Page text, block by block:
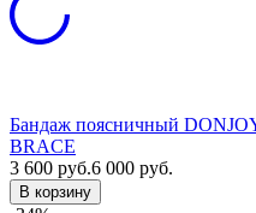
Бандаж поясничный
BRACE
3 600 руб.6 000 руб.
В корзину